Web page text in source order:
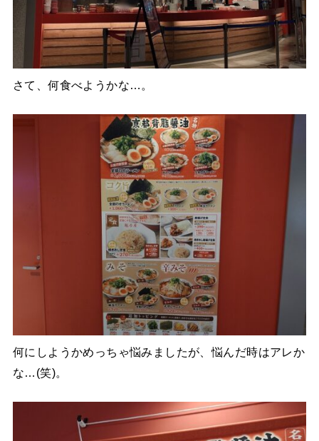
さて、何食べようかな…。
何にしようかめっちゃ悩みましたが、悩んだ時はアレか
な…(笑)。